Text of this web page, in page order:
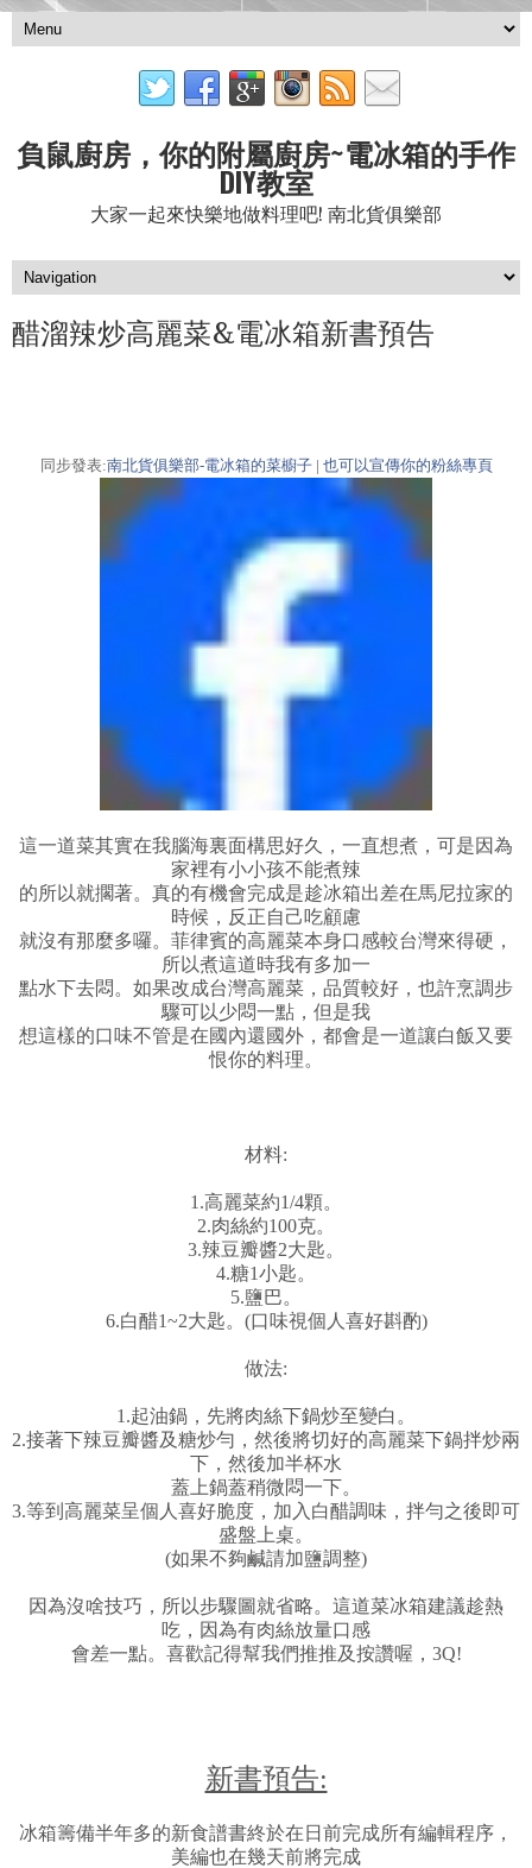
負鼠廚房，你的附屬廚房~電冰箱的手作
DIY教室
大家一起來快樂地做料理吧! 南北貨俱樂部
醋溜辣炒高麗菜&電冰箱新書預告
同步發表:南北貨俱樂部-電冰箱的菜櫥子 | 也可以宣傳你的粉絲專頁
這一道菜其實在我腦海裏面構思好久，一直想煮，可是因為
家裡有小小孩不能煮辣
的所以就擱著。真的有機會完成是趁冰箱出差在馬尼拉家的
時候，反正自己吃顧慮
就沒有那麼多囉。菲律賓的高麗菜本身口感較台灣來得硬，
所以煮這道時我有多加一
點水下去悶。如果改成台灣高麗菜，品質較好，也許烹調步
驟可以少悶一點，但是我
想這樣的口味不管是在國內還國外，都會是一道讓白飯又要
恨你的料理。
材料:
1.高麗菜約1/4顆。
2.肉絲約100克。
3.辣豆瓣醬2大匙。
4.糖1小匙。
5.鹽巴。
6.白醋1~2大匙。(口味視個人喜好斟酌)
做法:
1.起油鍋，先將肉絲下鍋炒至變白。
2.接著下辣豆瓣醬及糖炒勻，然後將切好的高麗菜下鍋拌炒兩
下，然後加半杯水
蓋上鍋蓋稍微悶一下。
3.等到高麗菜呈個人喜好脆度，加入白醋調味，拌勻之後即可
盛盤上桌。
(如果不夠鹹請加鹽調整)
因為沒啥技巧，所以步驟圖就省略。這道菜冰箱建議趁熱
吃，因為有肉絲放量口感
會差一點。喜歡記得幫我們推推及按讚喔，3Q!
新書預告:
冰箱籌備半年多的新食譜書終於在日前完成所有編輯程序，
美編也在幾天前將完成